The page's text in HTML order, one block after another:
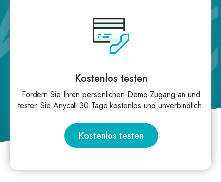
Kostenlos testen
For­dern Sie Ihren per­sön­li­chen Demo-Zugang an und
tes­ten Sie Any­call 30 Tage kos­ten­los und unverbindlich.
Kostenlos testen